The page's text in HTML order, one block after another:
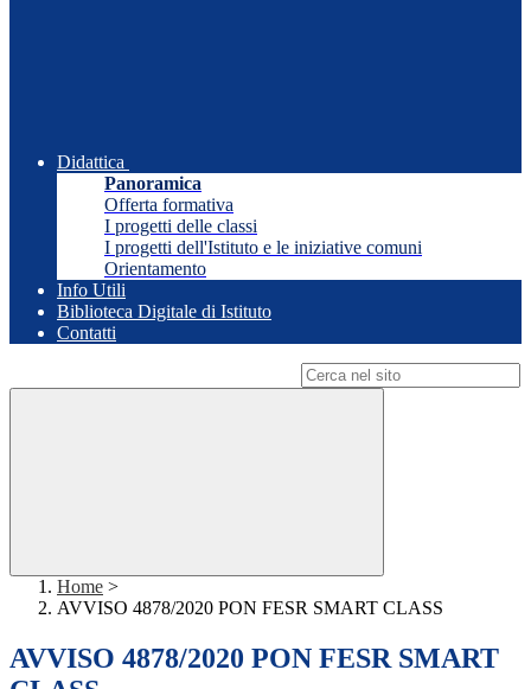
Didattica
Panoramica
Offerta formativa
I progetti delle classi
I progetti dell'Istituto e le iniziative comuni
Orientamento
Info Utili
Biblioteca Digitale di Istituto
Contatti
Home >
AVVISO 4878/2020 PON FESR SMART CLASS
AVVISO 4878/2020 PON FESR SMART